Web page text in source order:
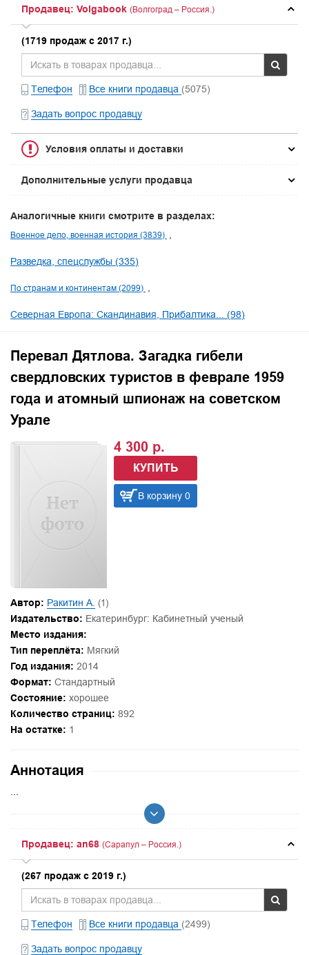
Продавец: Volgabook (Волгоград – Россия.)
(1719 продаж с 2017 г.)
Телефон Все книги продавца (5075)
Задать вопрос продавцу
Условия оплаты и доставки
Дополнительные услуги продавца
Аналогичные книги смотрите в разделах:
Военное дело, военная история (3839)
Разведка, спецслужбы (335)
По странам и континентам (2099)
Северная Европа: Скандинавия, Прибалтика... (98)
Перевал Дятлова. Загадка гибели
свердловских туристов в феврале 1959
года и атомный шпионаж на советском
Урале
4 300 р.
КУПИТЬ
В корзину 0
Автор: Ракитин А. (1)
Издательство: Екатеринбург: Кабинетный ученый
Место издания:
Тип переплёта: Мягкий
Год издания: 2014
Формат: Стандартный
Состояние: хорошее
Количество страниц: 892
На остатке: 1
Аннотация
Продавец: an68 (Сарапул – Россия.)
(267 продаж с 2019 г.)
Телефон Все книги продавца (2499)
Задать вопрос продавцу